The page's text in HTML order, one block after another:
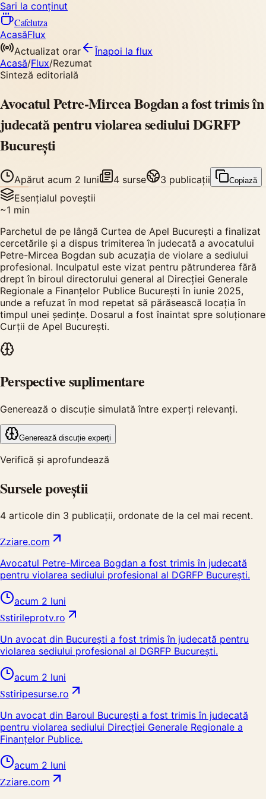
Sari la conținut
Cafelutza
AcasăFlux
Actualizat orar
Înapoi la flux
Acasă/Flux/Rezumat
Sinteză editorială
Avocatul Petre-Mircea Bogdan a fost trimis în
judecată pentru violarea sediului DGRFP
București
Apărut acum 2 luni 4 surse 3 publicații Copiază
Esențialul poveștii
~1 min
Parchetul de pe lângă Curtea de Apel București a finalizat
cercetările și a dispus trimiterea în judecată a avocatului
Petre-Mircea Bogdan sub acuzația de violare a sediului
profesional. Inculpatul este vizat pentru pătrunderea fără
drept în biroul directorului general al Direcției Generale
Regionale a Finanțelor Publice București în iunie 2025,
unde a refuzat în mod repetat să părăsească locația în
timpul unei ședințe. Dosarul a fost înaintat spre soluționare
Curții de Apel București.
Perspective suplimentare
Generează o discuție simulată între experți relevanți.
Generează discuție experți
Verifică și aprofundează
Sursele poveștii
4 articole din 3 publicații, ordonate de la cel mai recent.
Zziare.com
Avocatul Petre-Mircea Bogdan a fost trimis în judecată
pentru violarea sediului profesional al DGRFP București.
acum 2 luni
Sstirileprotv.ro
Un avocat din București a fost trimis în judecată pentru
violarea sediului profesional al DGRFP București.
acum 2 luni
Sstiripesurse.ro
Un avocat din Baroul București a fost trimis în judecată
pentru violarea sediului Direcției Generale Regionale a
Finanțelor Publice.
acum 2 luni
Zziare.com